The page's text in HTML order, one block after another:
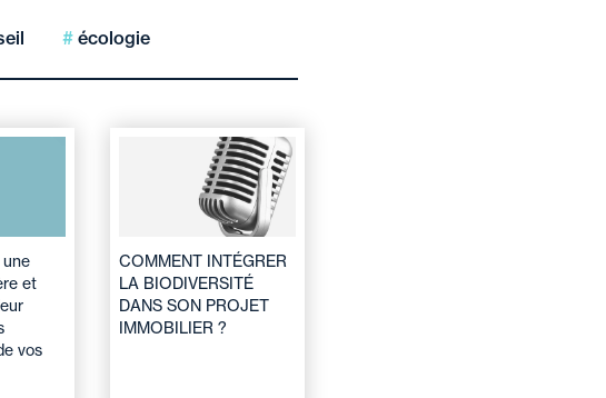
écologie
une
et
vos
COMMENT INTÉGRER
LA BIODIVERSITÉ
DANS SON PROJET
IMMOBILIER ?